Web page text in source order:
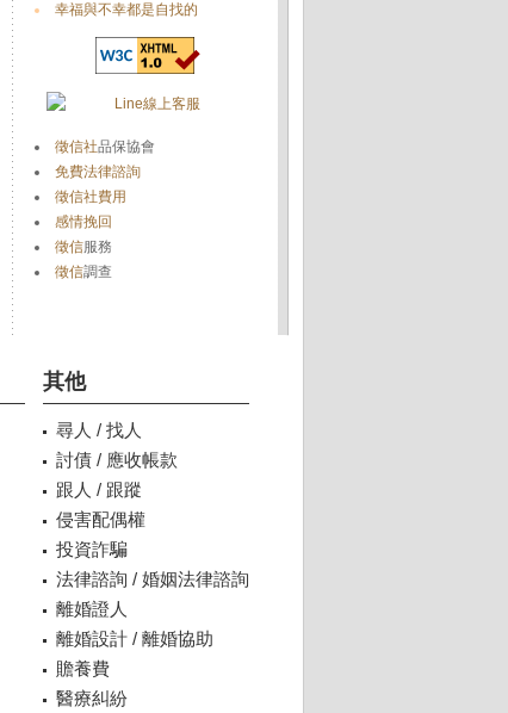
幸福與不幸都是自找的
徵信社品保協會
免費法律諮詢
徵信社費用
感情挽回
徵信服務
徵信調查
其他
尋人 / 找人
討債 / 應收帳款
跟人 / 跟蹤
侵害配偶權
投資詐騙
法律諮詢 / 婚姻法律諮詢
離婚證人
離婚設計 / 離婚協助
贍養費
醫療糾紛